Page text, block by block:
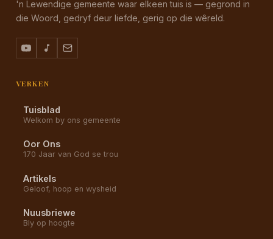
'n Lewendige gemeente waar elkeen tuis is — gegrond in
die Woord, gedryf deur liefde, gerig op die wêreld.
VERKEN
Tuisblad
Welkom by ons gemeente
Oor Ons
170 Jaar van God se trou
Artikels
Geloof, hoop en wysheid
Nuusbriewe
Bly op hoogte